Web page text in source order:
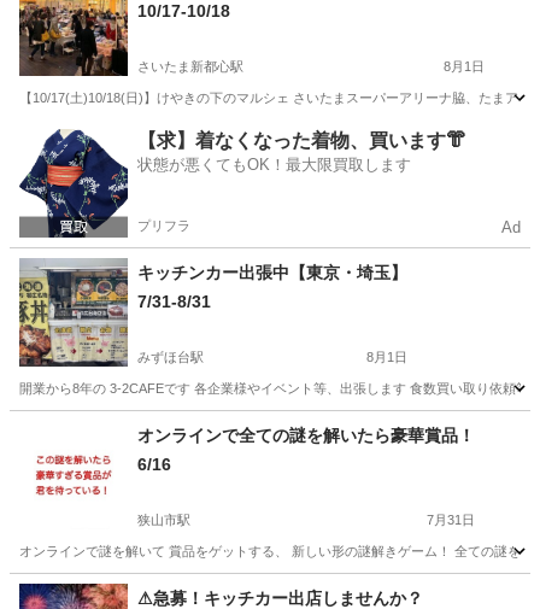
10/17-10/18
さいたま新都心駅 8月1日
【10/17(土)10/18(日)】けやきの下のマルシェ さいたまスーパーアリーナ脇、たまア
埼玉 さいたま市 さいたま新都心駅 地域/お祭り マルシェ
【求】着なくなった着物、買います👘
状態が悪くてもOK！最大限買取します
プリフラ Ad
キッチンカー出張中【東京・埼玉】
7/31-8/31
みずほ台駅 8月1日
開業から8年の 3-2CAFEです 各企業様やイベント等、出張します 食数買い取り依頼
みずほ台駅 地域/お祭り キッチンカー
オンラインで全ての謎を解いたら豪華賞品！
6/16
狭山市駅 7月31日
オンラインで謎を解いて 賞品をゲットする、 新しい形の謎解きゲーム！ 全ての謎を
埼玉 狭山市 狭山市駅 地域/お祭り オンライン
⚠急募！キッチカー出店しませんか？